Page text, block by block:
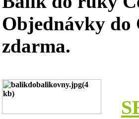
Objednávky do
zdarma.